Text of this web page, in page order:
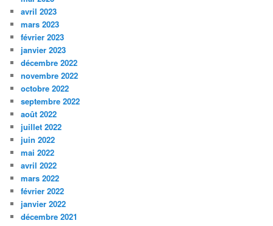
avril 2023
mars 2023
février 2023
janvier 2023
décembre 2022
novembre 2022
octobre 2022
septembre 2022
août 2022
juillet 2022
juin 2022
mai 2022
avril 2022
mars 2022
février 2022
janvier 2022
décembre 2021